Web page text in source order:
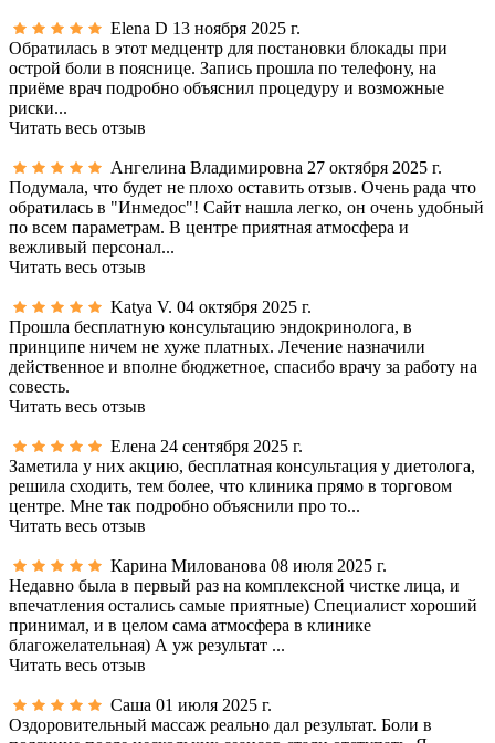
Elena D 13 ноября 2025 г.
Обратилась в этот медцентр для постановки блокады при
острой боли в пояснице. Запись прошла по телефону, на
приёме врач подробно объяснил процедуру и возможные
риски...
Читать весь отзыв
Ангелина Владимировна 27 октября 2025 г.
Подумала, что будет не плохо оставить отзыв. Очень рада что
обратилась в "Инмедос"! Сайт нашла легко, он очень удобный
по всем параметрам. В центре приятная атмосфера и
вежливый персонал...
Читать весь отзыв
Katya V. 04 октября 2025 г.
Прошла бесплатную консультацию эндокринолога, в
принципе ничем не хуже платных. Лечение назначили
действенное и вполне бюджетное, спасибо врачу за работу на
совесть.
Читать весь отзыв
Елена 24 сентября 2025 г.
Заметила у них акцию, бесплатная консультация у диетолога,
решила сходить, тем более, что клиника прямо в торговом
центре. Мне так подробно объяснили про то...
Читать весь отзыв
Карина Милованова 08 июля 2025 г.
Недавно была в первый раз на комплексной чистке лица, и
впечатления остались самые приятные) Специалист хороший
принимал, и в целом сама атмосфера в клинике
благожелательная) А уж результат ...
Читать весь отзыв
Саша 01 июля 2025 г.
Оздоровительный массаж реально дал результат. Боли в